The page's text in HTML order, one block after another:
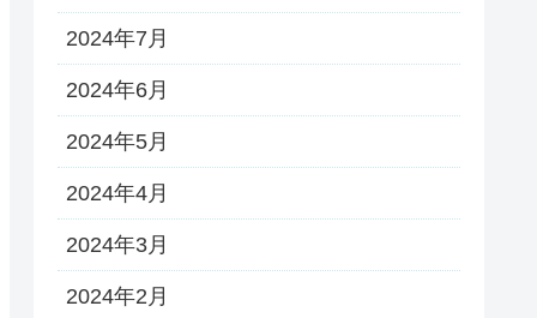
2024年7月
2024年6月
2024年5月
2024年4月
2024年3月
2024年2月